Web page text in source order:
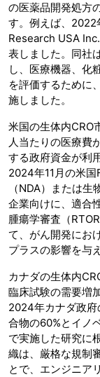
の医薬品開発処方
す。例えば、
Research USA
表しました。同社
し、医療機器、化
を評価するために
施しました。
米国の生体内CRO
人当たりの医療費
する政府資金が利
2024年11月の米
（NDA）または
企業向けに、適合
腫瘍学審査（
て、がん開発にお
プラスの影響を与
カナダの生体内
臨床試験の需要増
2024年カナダ政
合物の60%とイノ
で実施した研究に
織は、厳格な規制
とで、エンジニア